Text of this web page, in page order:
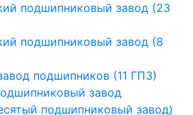
подшипниковый завод (23
подшипниковый завод (8
подшипников (11 ГПЗ)
завод
подшипниковый завод)